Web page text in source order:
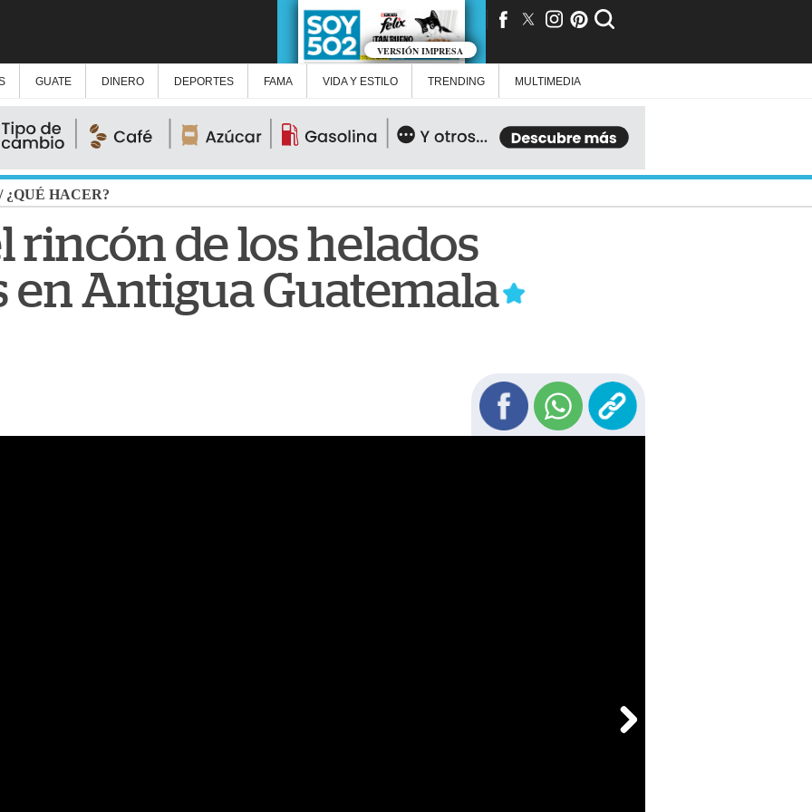
VERSIÓN IMPRESA
GUATE DINERO DEPORTES FAMA VIDA Y ESTILO TRENDING MULTIMEDIA
/ ¿QUÉ HACER?
rincón de los helados
en Antigua Guatemala